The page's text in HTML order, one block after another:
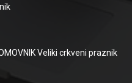
Veliki crkveni praznik